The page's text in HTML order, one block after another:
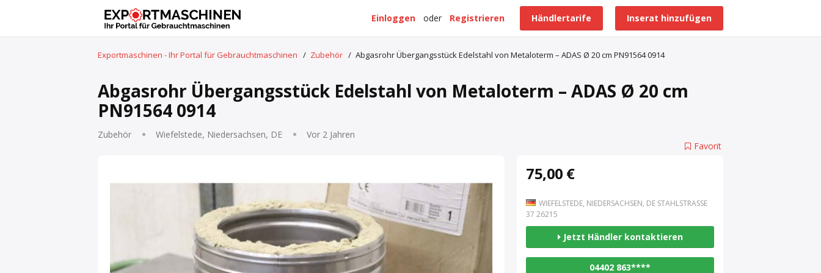
Inserat hinzufügen
Händlertarife
Registrieren
oder
Einloggen
Exportmaschinen - Ihr Portal für Gebrauchtmaschinen / Zubehör / Abgasrohr Übergangsstück Edelstahl von Metaloterm – ADAS Ø 20 cm PN91564 0914
Abgasrohr Übergangsstück Edelstahl von Metaloterm – ADAS Ø 20 cm
PN91564 0914
Zubehör Wiefelstede, Niedersachsen, DE
Vor 2 Jahren
Favorit
75,00 €
WIEFELSTEDE, NIEDERSACHSEN, DE STAHLSTRASSE 3
7 26215
Jetzt Händler kontaktieren
04402 863****